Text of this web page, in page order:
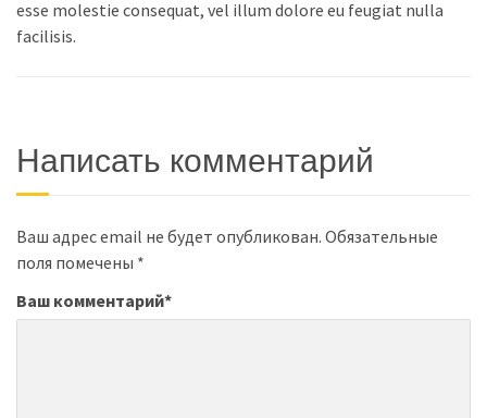
esse molestie consequat, vel illum dolore eu feugiat nulla
facilisis.
Написать комментарий
Ваш адрес email не будет опубликован. Обязательные
поля помечены *
Ваш комментарий*